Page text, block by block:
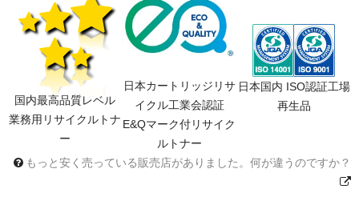
国内最高品質レベル
業務用リサイクルトナ
ー
日本カートリッジリサ
イクル工業会認証
E&Qマーク付リサイク
ルトナー
日本国内 ISO認証工場
再生品
もっと安く売っている販売店がありました。何が違うのですか？